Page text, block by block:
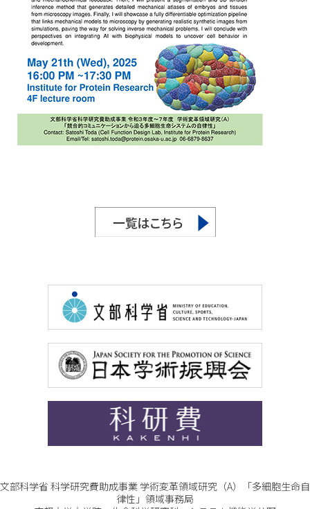
文部科学省 科学研究費助成事業 学術変革領域研究（A）「多細胞生命自
律性」領域事務局